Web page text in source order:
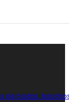
de bodas,